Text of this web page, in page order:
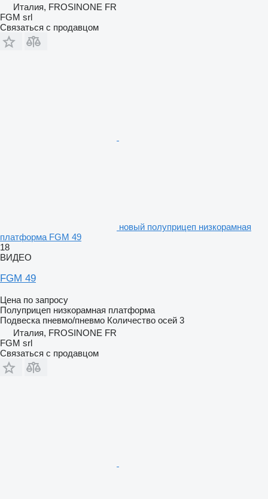
Италия, FROSINONE FR
FGM srl
Связаться с продавцом
новый полуприцеп низкорамная
платформа FGM 49
18
ВИДЕО
FGM 49
Цена по запросу
Полуприцеп низкорамная платформа
Подвеска пневмо/пневмо Количество осей 3
Италия, FROSINONE FR
FGM srl
Связаться с продавцом